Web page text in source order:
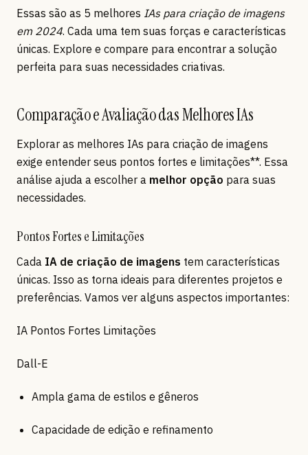
Essas são as 5 melhores IAs para criação de imagens
em 2024. Cada uma tem suas forças e características
únicas. Explore e compare para encontrar a solução
perfeita para suas necessidades criativas.
Comparação e Avaliação das Melhores IAs
Explorar as melhores IAs para criação de imagens
exige entender seus pontos fortes e limitações**. Essa
análise ajuda a escolher a melhor opção para suas
necessidades.
Pontos Fortes e Limitações
Cada IA de criação de imagens tem características
únicas. Isso as torna ideais para diferentes projetos e
preferências. Vamos ver alguns aspectos importantes:
IA Pontos Fortes Limitações
Dall-E
Ampla gama de estilos e gêneros
Capacidade de edição e refinamento